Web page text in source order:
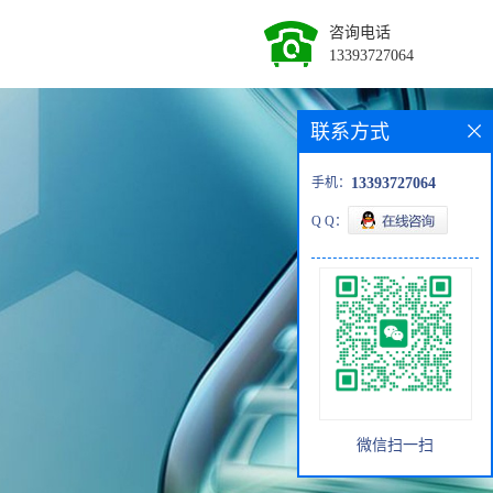
咨询电话
13393727064
联系方式
手机： 13393727064
Q Q：
微信扫一扫